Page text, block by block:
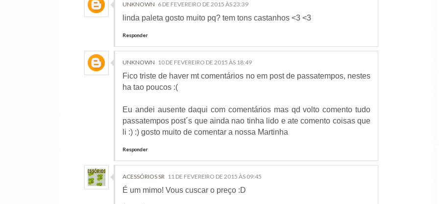
UNKNOWN 6 DE FEVEREIRO DE 2015 ÀS 23:39
linda paleta gosto muito pq? tem tons castanhos <3 <3
Responder
UNKNOWN 10 DE FEVEREIRO DE 2015 ÀS 18:49
Fico triste de haver mt comentários no em post de passatempos, nestes
ha tao poucos :(
Eu andei ausente daqui com comentários mas qd volto comento tudo
passatempos post´s que ainda nao tinha lido e ate comento coisas que
li :) :) gosto muito de comentar a nossa Martinha
Responder
ACESSÓRIOS SR 11 DE FEVEREIRO DE 2015 ÀS 09:45
É um mimo! Vous cuscar o preço :D